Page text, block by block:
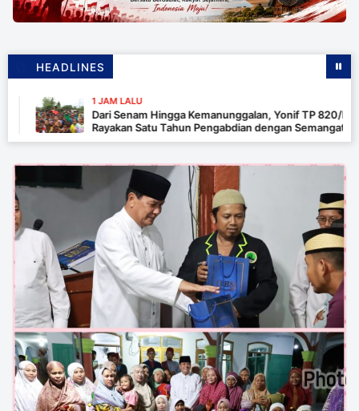
HEADLINES
1 JAM LALU
Dari Senam Hingga Kemanunggalan, Yonif TP 820/DAAI
Rayakan Satu Tahun Pengabdian dengan Semangat
Kebersamaan